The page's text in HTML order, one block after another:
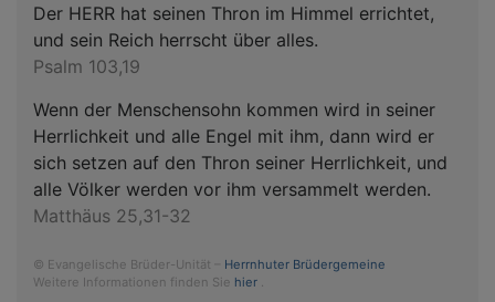
Der HERR hat seinen Thron im Himmel errichtet,
und sein Reich herrscht über alles.
Psalm 103,19
Wenn der Menschensohn kommen wird in seiner
Herrlichkeit und alle Engel mit ihm, dann wird er
sich setzen auf den Thron seiner Herrlichkeit, und
alle Völker werden vor ihm versammelt werden.
Matthäus 25,31-32
© Evangelische Brüder-Unität – Herrnhuter Brüdergemeine
Weitere Informationen finden Sie hier .